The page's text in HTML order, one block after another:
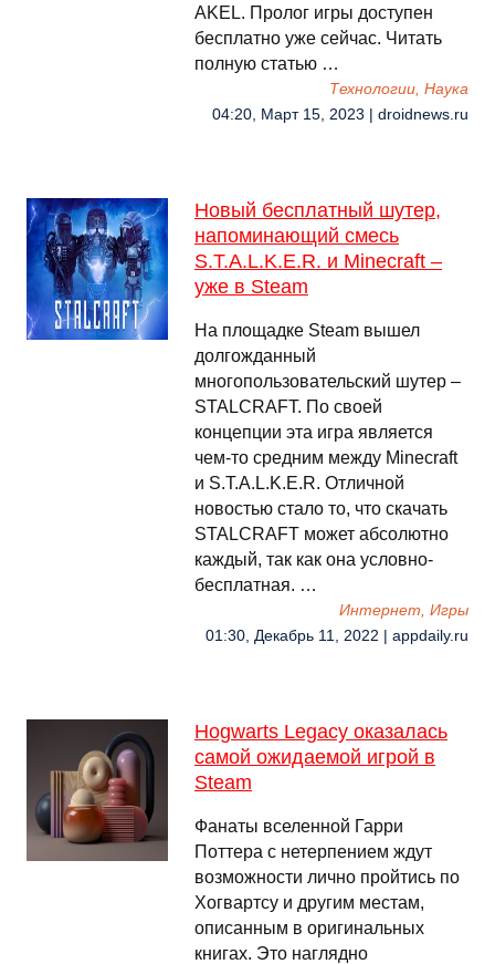
AKEL. Пролог игры доступен
бесплатно уже сейчас. Читать
полную статью …
Технологии, Наука
04:20, Март 15, 2023 | droidnews.ru
Новый бесплатный шутер,
напоминающий смесь
S.T.A.L.K.E.R. и Minecraft –
уже в Steam
На площадке Steam вышел
долгожданный
многопользовательский шутер –
STALCRAFT. По своей
концепции эта игра является
чем-то средним между Minecraft
и S.T.A.L.K.E.R. Отличной
новостью стало то, что скачать
STALCRAFT может абсолютно
каждый, так как она условно-
бесплатная. …
Интернет, Игры
01:30, Декабрь 11, 2022 | appdaily.ru
Hogwarts Legacy оказалась
самой ожидаемой игрой в
Steam
Фанаты вселенной Гарри
Поттера с нетерпением ждут
возможности лично пройтись по
Хогвартсу и другим местам,
описанным в оригинальных
книгах. Это наглядно